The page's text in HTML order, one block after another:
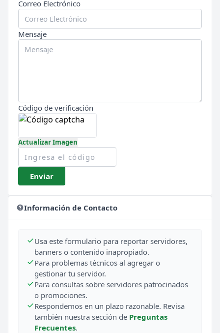
🎮BoxPvP 🎮
⚔️PvP 🏝️Skyblock
🎮Premium
Correo Electrónico
Mensaje
Código de verificación
Actualizar Imagen
Enviar
Información de Contacto
Usa este formulario para reportar servidores,
banners o contenido inapropiado.
Para problemas técnicos al agregar o
gestionar tu servidor.
Para consultas sobre servidores patrocinados
o promociones.
Respondemos en un plazo razonable. Revisa
también nuestra sección de Preguntas
Frecuentes.